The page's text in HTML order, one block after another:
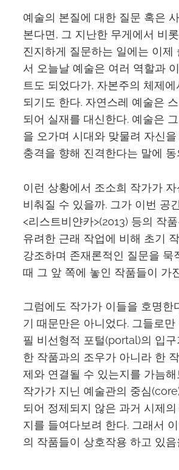
예술의 본질에 대한 질문 혹은
본다면, 그 지난한 무게에서 비
진지하게 질문하는 일에는 이제
서 오늘날 예술은 여러 역할과
트도 되었다가, 자본주의 체제
되기도 한다. 자연스레 예술은
되어 실재를 대신한다. 예술은
을 오가며 시대와 맞물려 자신
충격을 향해 진격한다는 말에
이런 상황에서 조소희 작가가
비춰질 수 있을까. 그가 이번 공
<리스트비얀카>(2013) 등의 작
유려한 근래 작업에 비해 초기
강조하며 존재론적인 질문을
때 그 앞 쪽에 놓인 작품들이 가
그럼에도 작가가 이들을 호명
기 때문만은 아니었다. 그들로
필 비선형적 포털(portal)의 입
한 작품과의 조우가 아니라 한
제와 연결될 수 있는지를 가늠
작가가 지닌 예술관의 중심
되어 정제되지 않은 과거 시제
지를 들여다보려 한다. 그래서
의 작품들이 상호작용 하고 있